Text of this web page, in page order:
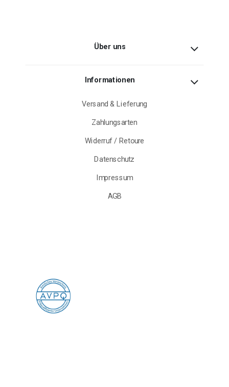
Über uns
Informationen
Versand & Lieferung
Zahlungsarten
Widerruf / Retoure
Datenschutz
Impressum
AGB